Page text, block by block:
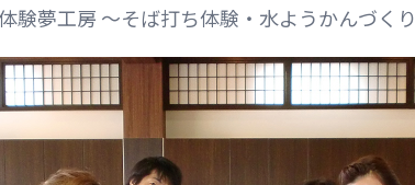
験夢工房 ～そば打ち体験・水ようかんづく